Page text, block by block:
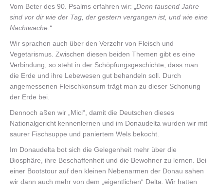
Vom Beter des 90. Psalms erfahren wir: „ Denn tausend Jahre
sind vor dir wie der Tag, der gestern vergangen ist, und wie eine
Nachtwache.“
Wir sprachen auch über den Verzehr von Fleisch und
Vegetarismus. Zwischen diesen beiden Themen gibt es eine
Verbindung, so steht in der Schöpfungsgeschichte, dass man
die Erde und ihre Lebewesen gut behandeln soll. Durch
angemessenen Fleischkonsum trägt man zu dieser Schonung
der Erde bei.
Dennoch aßen wir „Mici“, damit die Deutschen dieses
Nationalgericht kennenlernen und im Donaudelta wurden wir mit
saurer Fischsuppe und paniertem Wels bekocht.
Im Donaudelta bot sich die Gelegenheit mehr über die
Biosphäre, ihre Beschaffenheit und die Bewohner zu lernen. Bei
einer Bootstour auf den kleinen Nebenarmen der Donau sahen
wir dann auch mehr von dem „eigentlichen“ Delta. Wir hatten